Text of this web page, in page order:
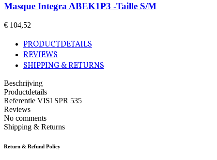
Masque Integra ABEK1P3 -Taille S/M
€ 104,52
PRODUCTDETAILS
REVIEWS
SHIPPING & RETURNS
Beschrijving
Productdetails
Referentie VISI SPR 535
Reviews
No comments
Shipping & Returns
Return & Refund Policy